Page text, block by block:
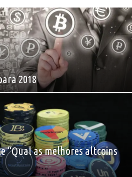
2018
“Qual as melhores altcoins